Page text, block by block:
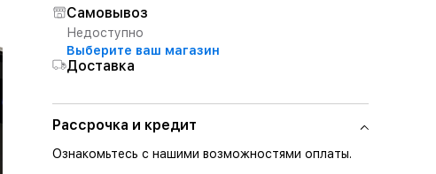
Самовывоз
Недоступно
Выберите ваш магазин
Доставка
Рассрочка и кредит
Ознакомьтесь с нашими возможностями оплаты.